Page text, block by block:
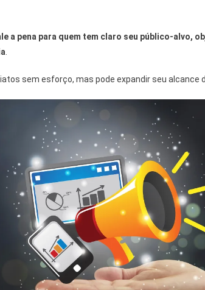
a pena para quem tem claro seu público-alvo,
sem esforço, mas pode expandir seu alcance